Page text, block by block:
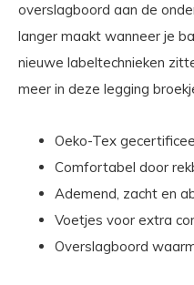
overslagboord aan de
langer maakt wanneer je
nieuwe labeltechnieken
meer in deze legging
Oeko-Tex
Comfortabel door
Ademend, zacht en
Voetjes voor extra
Overslagboord